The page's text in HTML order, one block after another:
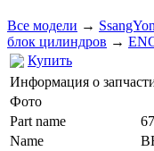
Все модели →
блок цилиндров →
Купить
Информация о
Фото
Part name
Name